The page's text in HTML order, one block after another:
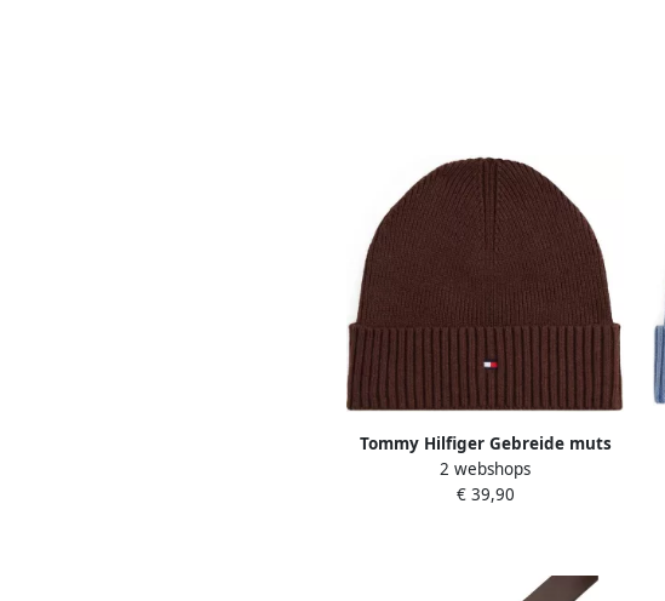
Tommy Hilfiger Gebreide muts
TH FLAG PIMA COTTON BEANIE
met logoborduurwerk met
2 webshops
€ 39,90